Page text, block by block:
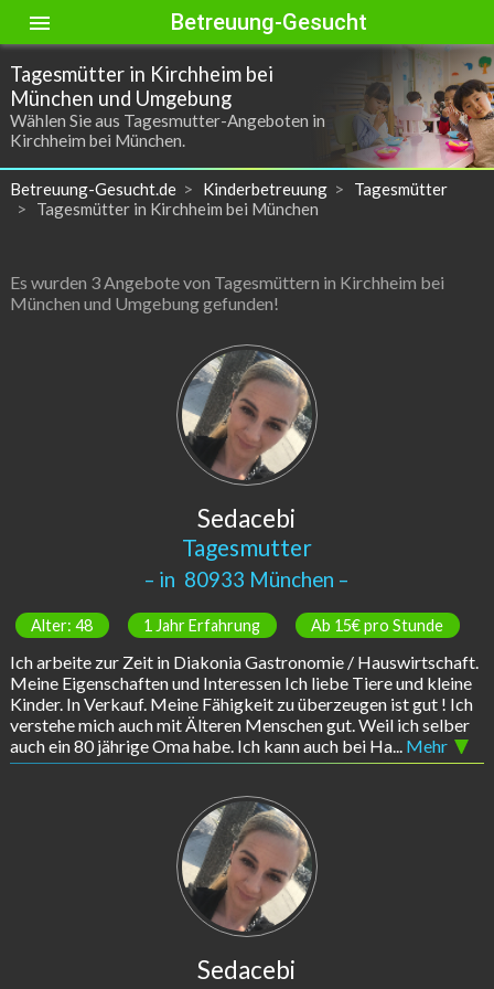
menu Betreuung-Gesucht
Tagesmütter in Kirchheim bei
München und Umgebung
Wählen Sie aus Tagesmutter-Angeboten in
Kirchheim bei München.
Betreuung-Gesucht.de Kinderbetreuung
Tagesmütter
Tagesmütter in Kirchheim bei München
Es wurden 3 Angebote von Tagesmüttern in Kirchheim bei
München und Umgebung gefunden!
Sedacebi
Tagesmutter
– in 80933 München –
Alter: 48 1 Jahr Erfahrung Ab 15€ pro Stunde
Ich arbeite zur Zeit in Diakonia Gastronomie / Hauswirtschaft.
Meine Eigenschaften und Interessen Ich liebe Tiere und kleine
Kinder. In Verkauf. Meine Fähigkeit zu überzeugen ist gut ! Ich
verstehe mich auch mit Älteren Menschen gut. Weil ich selber
auch ein 80 jährige Oma habe. Ich kann auch bei Ha... Mehr
Sedacebi